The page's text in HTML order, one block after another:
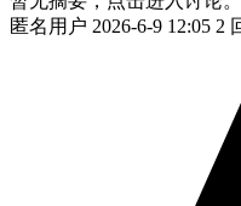
匿名用户 2026-6-9 12:05 2